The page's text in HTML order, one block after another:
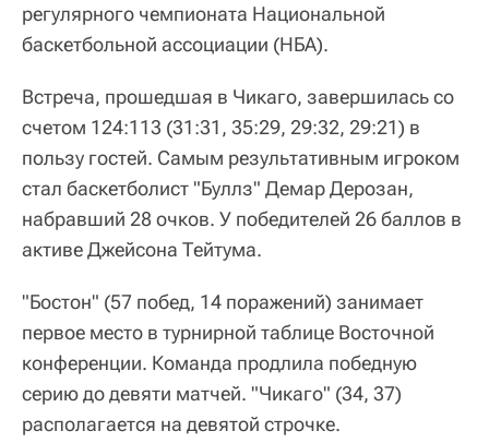
регулярного чемпионата Национальной
баскетбольной ассоциации (НБА).
Встреча, прошедшая в Чикаго, завершилась со
счетом 124:113 (31:31, 35:29, 29:32, 29:21) в
пользу гостей. Самым результативным игроком
стал баскетболист "Буллз" Демар Дерозан,
набравший 28 очков. У победителей 26 баллов в
активе Джейсона Тейтума.
"Бостон" (57 побед, 14 поражений) занимает
первое место в турнирной таблице Восточной
конференции. Команда продлила победную
серию до девяти матчей. "Чикаго" (34, 37)
располагается на девятой строчке.